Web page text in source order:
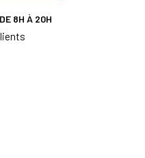
8H À 20H